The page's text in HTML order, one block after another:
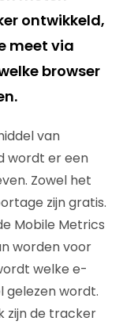
ontwikkeld,
meet via
browser
van
wordt er een
Zowel het
zijn gratis.
Mobile Metrics
worden voor
welke e-
wordt.
zijn de tracker